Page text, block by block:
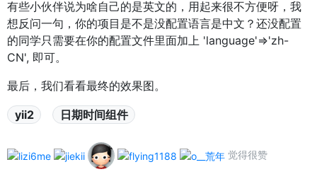
有些小伙伴说为啥自己的是英文的，用起来很不方便呀，我
想反问一句，你的项目是不是没配置语言是中文？还没配置
的同学只需要在你的配置文件里面加上 'language'=>'zh-
CN', 即可。
最后，我们看看最终的效果图。
yii2 日期时间组件
觉得很赞